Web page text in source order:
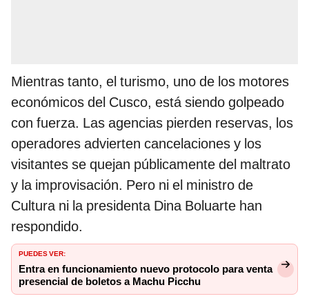
Mientras tanto, el turismo, uno de los motores
económicos del Cusco, está siendo golpeado
con fuerza. Las agencias pierden reservas, los
operadores advierten cancelaciones y los
visitantes se quejan públicamente del maltrato
y la improvisación. Pero ni el ministro de
Cultura ni la presidenta Dina Boluarte han
respondido.
PUEDES VER:
Entra en funcionamiento nuevo protocolo para venta
presencial de boletos a Machu Picchu